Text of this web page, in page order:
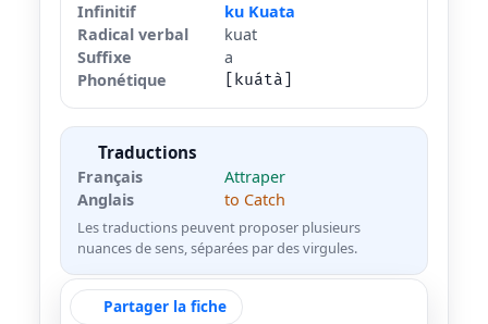
Infinitif
ku Kuata
Radical verbal
kuat
Suffixe
a
Phonétique
[kuátà]
Traductions
Français
Attraper
Anglais
to Catch
Les traductions peuvent proposer plusieurs
nuances de sens, séparées par des virgules.
Partager la fiche